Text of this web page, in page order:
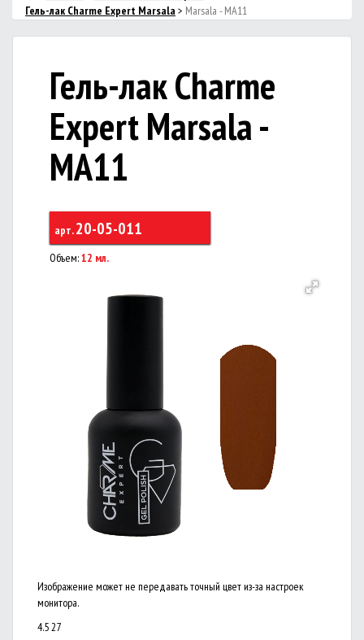
Гель-лак Charme Expert Marsala > Marsala - MA11
Гель-лак Charme
Expert Marsala -
MA11
арт.20-05-011
Объем:12 мл.
Изображение может не передавать точный цвет из-за настроек
монитора.
4.527